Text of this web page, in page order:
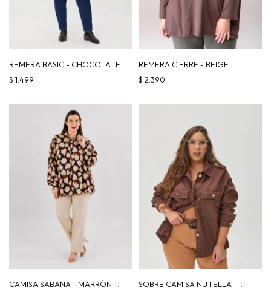
REMERA BASIC - CHOCOLATE
$ 1.499
REMERA CIERRE - BEIGE
|VERDE| CHOCOLATE
$ 2.390
CAMISA SABANA - MARRÓN -
SOBRE CAMISA NUTELLA -